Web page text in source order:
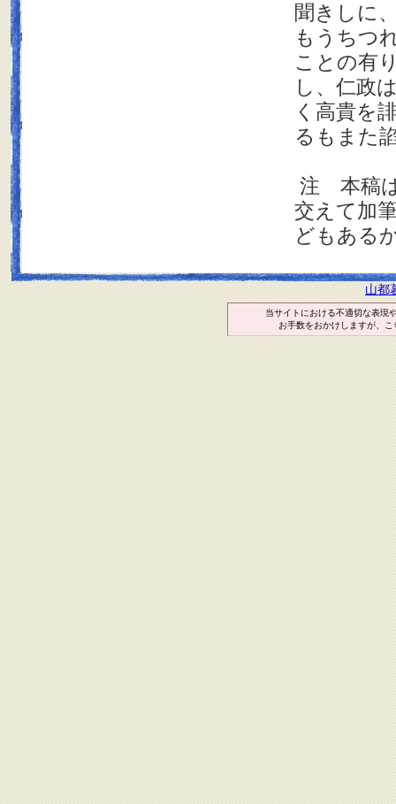
聞きしに
もうちつ
ことの有
し、仁政
く高貴を
るもまた
注 本稿は
交えて加
どもある
山都
当サイトにおける不適切な表現
お手数をおかけしますが、こ